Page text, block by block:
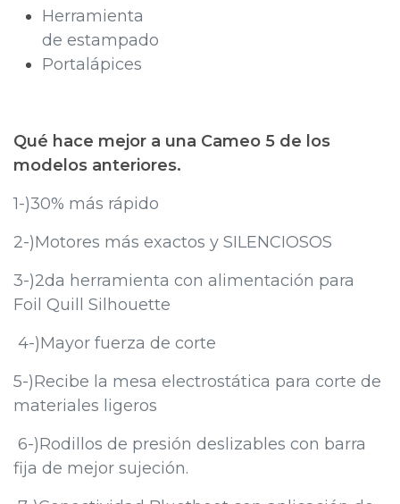
Herramienta
de estampado
Portalápices
Qué hace mejor a una Cameo 5 de los
modelos anteriores.
1-)30% más rápido
2-)Motores más exactos y SILENCIOSOS
3-)2da herramienta con alimentación para
Foil Quill Silhouette
4-)Mayor fuerza de corte
5-)Recibe la mesa electrostática para corte de
materiales ligeros
6-)Rodillos de presión deslizables con barra
fija de mejor sujeción.